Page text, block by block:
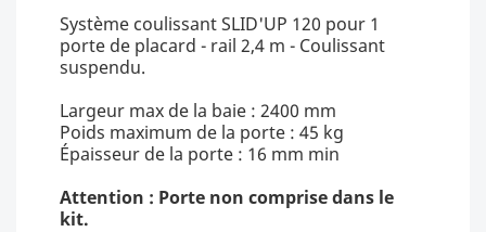
Système coulissant SLID'UP 120 pour 1
porte de placard - rail 2,4 m - Coulissant
suspendu.
Largeur max de la baie : 2400 mm
Poids maximum de la porte : 45 kg
Épaisseur de la porte : 16 mm min
Attention : Porte non comprise dans le
kit.